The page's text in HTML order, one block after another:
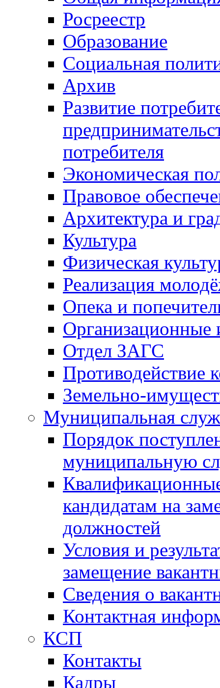
Росреестр
Образование
Социальная
Архив
Развитие
потребителя
Экономическая
Правовое
Архитектура и
Культура
Физическая
Реализация
Опека и
Отдел ЗАГС
Противодействие
Земельно-
Муниципальная
Порядок
муниципальную
кандидатам на
должностей
Условия и
замещение
Сведения о
Контактная
КСП
Контакты
Кадры